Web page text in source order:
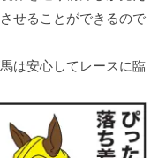
せることができるので
は安心してレースに臨